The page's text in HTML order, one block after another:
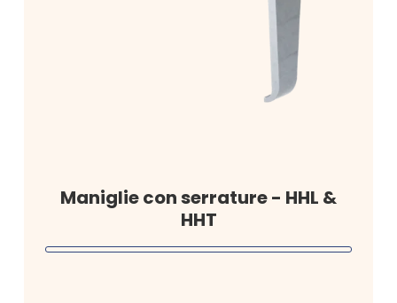
Maniglie con serrature - HHL &
HHT